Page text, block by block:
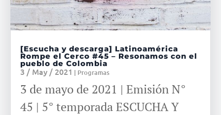
[Escucha y descarga] Latinoamérica
Rompe el Cerco #45 – Resonamos con el
pueblo de Colombia
3 / May / 2021 | Programas
3 de mayo de 2021 | Emisión N°
45 | 5° temporada ESCUCHA Y